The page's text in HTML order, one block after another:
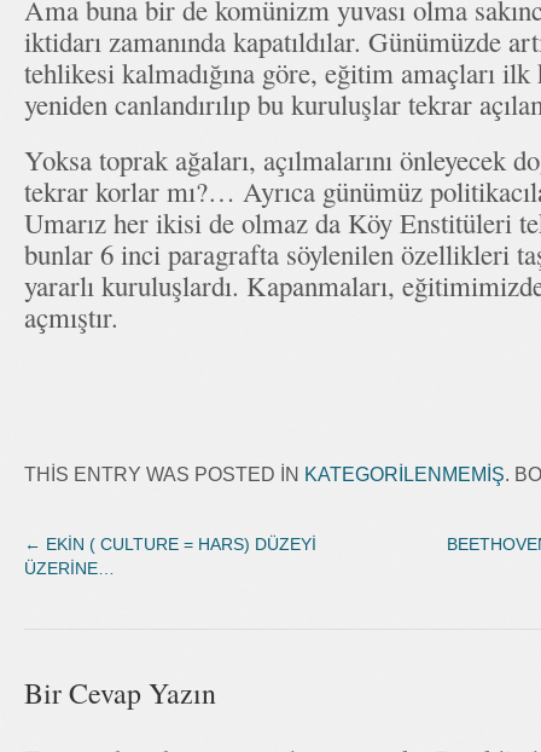
Ama buna bir de komünizm yuvası olma
iktidarı zamanında kapatıldılar. Günümüzde
tehlikesi kalmadığına göre, eğitim amaçları
yeniden canlandırılıp bu kuruluşlar tekrar
Yoksa toprak ağaları, açılmalarını önleyecek
tekrar korlar mı?… Ayrıca günümüz
Umarız her ikisi de olmaz da Köy Enstitüleri
bunlar 6 inci paragrafta söylenilen özellikleri
yararlı kuruluşlardı. Kapanmaları,
açmıştır.
THIS ENTRY WAS POSTED IN KATEGORILENMEMIŞ.
← EKİN ( CULTURE = HARS) DÜZEYİ
ÜZERİNE…
Bir Cevap Yazın